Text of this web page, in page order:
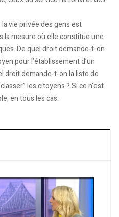
vie privée des gens est
la mesure où elle constitue une
De quel droit demande-t-on
pour l’établissement d’un
droit demande-t-on la liste de
les citoyens ? Si ce n’est
en tous les cas.